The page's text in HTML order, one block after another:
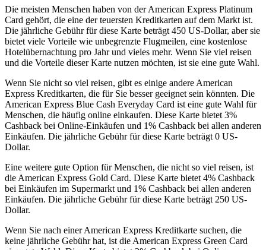
Die meisten Menschen haben von der American Express Platinum
Card gehört, die eine der teuersten Kreditkarten auf dem Markt ist.
Die jährliche Gebühr für diese Karte beträgt 450 US-Dollar, aber sie
bietet viele Vorteile wie unbegrenzte Flugmeilen, eine kostenlose
Hotelübernachtung pro Jahr und vieles mehr. Wenn Sie viel reisen
und die Vorteile dieser Karte nutzen möchten, ist sie eine gute Wahl.
Wenn Sie nicht so viel reisen, gibt es einige andere American
Express Kreditkarten, die für Sie besser geeignet sein könnten. Die
American Express Blue Cash Everyday Card ist eine gute Wahl für
Menschen, die häufig online einkaufen. Diese Karte bietet 3%
Cashback bei Online-Einkäufen und 1% Cashback bei allen anderen
Einkäufen. Die jährliche Gebühr für diese Karte beträgt 0 US-
Dollar.
Eine weitere gute Option für Menschen, die nicht so viel reisen, ist
die American Express Gold Card. Diese Karte bietet 4% Cashback
bei Einkäufen im Supermarkt und 1% Cashback bei allen anderen
Einkäufen. Die jährliche Gebühr für diese Karte beträgt 250 US-
Dollar.
Wenn Sie nach einer American Express Kreditkarte suchen, die
keine jährliche Gebühr hat, ist die American Express Green Card